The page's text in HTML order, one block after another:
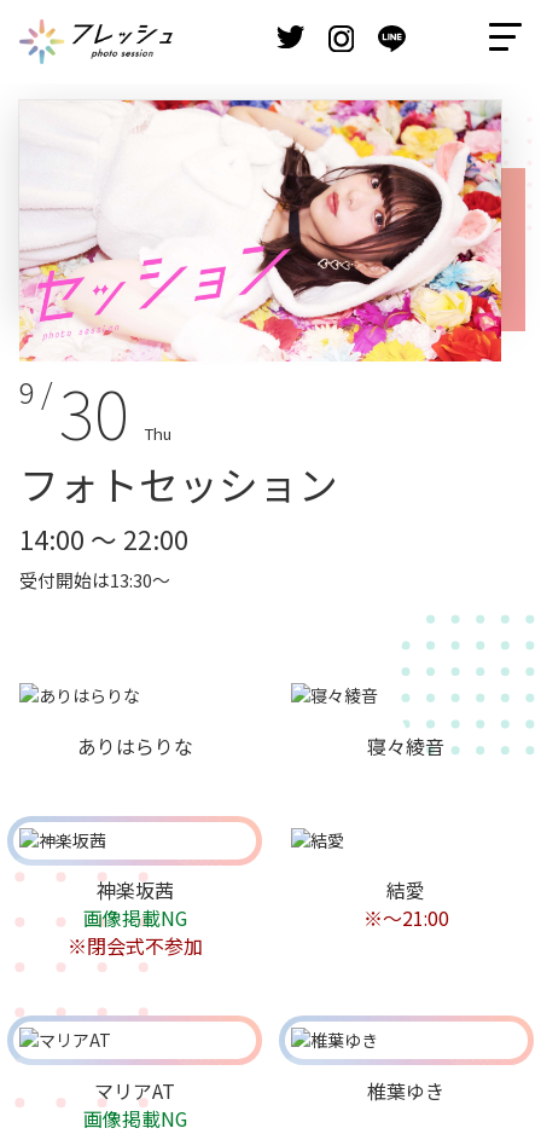
9 / 30 Thu
フォトセッション
14:00 ～ 22:00
受付開始は13:30～
ありはらりな 寝々綾音
神楽坂茜
画像掲載NG
※閉会式不参加
結愛
※〜21:00
マリアAT
画像掲載NG
椎葉ゆき